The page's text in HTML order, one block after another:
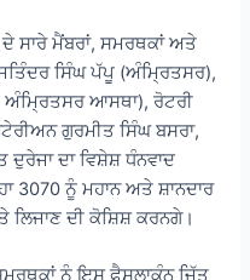
ਸਾਰੇ ਮੈਂਬਰਾਂ, ਸਮਰਥਕਾਂ ਅਤੇ
ਸਿੰਘ ਪੱਪੂ (ਅੰਮ੍ਰਿਤਸਰ),
ਅੰਮ੍ਰਿਤਸਰ ਆਸਥਾ), ਰੋਟਰੀ
ਗੁਰਮੀਤ ਸਿੰਘ ਬਸਰਾ,
ਦਾ ਵਿਸ਼ੇਸ਼ ਧੰਨਵਾਦ
3070 ਨੂੰ ਮਹਾਨ ਅਤੇ ਸ਼ਾਨਦਾਰ
ਦੀ ਕੋਸ਼ਿਸ਼ ਕਰਨਗੇ।
ਨੂੰ ਇਸ ਫੈਸਲਾਕੁੰਨ ਜਿੱਤ